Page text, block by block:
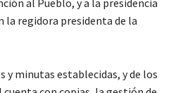
la regidora presidenta de la
y minutas establecidas, y de los